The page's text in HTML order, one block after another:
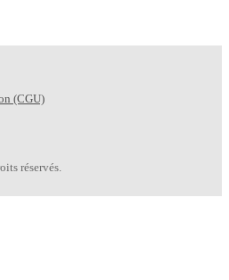
(CGU)
réservés.